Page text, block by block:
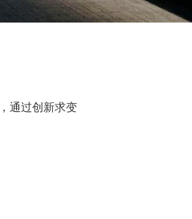
通过创新求变